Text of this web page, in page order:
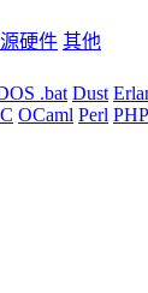
硬件 其他
.bat Dust
OCaml Perl PHP